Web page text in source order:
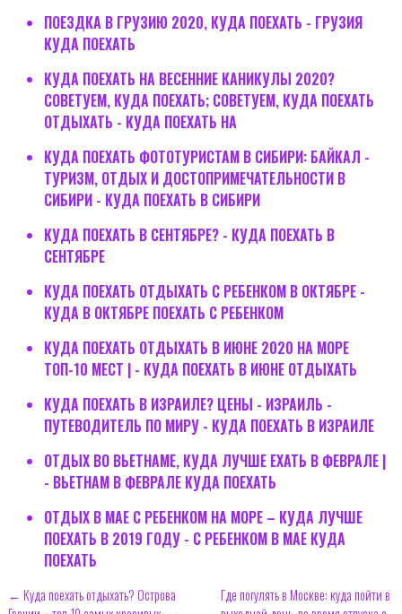
ПОЕЗДКА В ГРУЗИЮ 2020, КУДА ПОЕХАТЬ - ГРУЗИЯ
КУДА ПОЕХАТЬ
КУДА ПОЕХАТЬ НА ВЕСЕННИЕ КАНИКУЛЫ 2020?
СОВЕТУЕМ, КУДА ПОЕХАТЬ; СОВЕТУЕМ, КУДА ПОЕХАТЬ
ОТДЫХАТЬ - КУДА ПОЕХАТЬ НА
КУДА ПОЕХАТЬ ФОТОТУРИСТАМ В СИБИРИ: БАЙКАЛ -
ТУРИЗМ, ОТДЫХ И ДОСТОПРИМЕЧАТЕЛЬНОСТИ В
СИБИРИ - КУДА ПОЕХАТЬ В СИБИРИ
КУДА ПОЕХАТЬ В СЕНТЯБРЕ? - КУДА ПОЕХАТЬ В
СЕНТЯБРЕ
КУДА ПОЕХАТЬ ОТДЫХАТЬ С РЕБЕНКОМ В ОКТЯБРЕ -
КУДА В ОКТЯБРЕ ПОЕХАТЬ С РЕБЕНКОМ
КУДА ПОЕХАТЬ ОТДЫХАТЬ В ИЮНЕ 2020 НА МОРЕ
ТОП-10 МЕСТ | - КУДА ПОЕХАТЬ В ИЮНЕ ОТДЫХАТЬ
КУДА ПОЕХАТЬ В ИЗРАИЛЕ? ЦЕНЫ - ИЗРАИЛЬ -
ПУТЕВОДИТЕЛЬ ПО МИРУ - КУДА ПОЕХАТЬ В ИЗРАИЛЕ
ОТДЫХ ВО ВЬЕТНАМЕ, КУДА ЛУЧШЕ ЕХАТЬ В ФЕВРАЛЕ |
- ВЬЕТНАМ В ФЕВРАЛЕ КУДА ПОЕХАТЬ
ОТДЫХ В МАЕ С РЕБЕНКОМ НА МОРЕ – КУДА ЛУЧШЕ
ПОЕХАТЬ В 2019 ГОДУ - С РЕБЕНКОМ В МАЕ КУДА
ПОЕХАТЬ
← Куда поехать отдыхать? Острова
Где погулять в Москве: куда пойти в